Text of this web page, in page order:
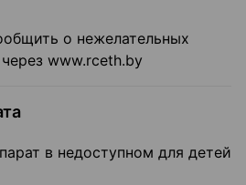
о нежелательных
www.rceth.by
в недоступном для детей